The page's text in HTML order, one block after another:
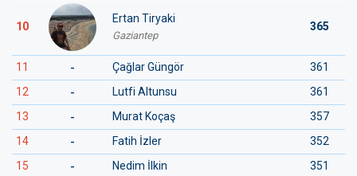
10
Ertan Tiryaki
Gaziantep
365
11 - Çağlar Güngör
361
12
- Lutfi Altunsu
361
13
- Murat Koçaş
357
14
- Fatih İzler
352
15
- Nedim İlkin
351